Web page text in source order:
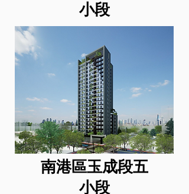
小段
南港區玉成段五
小段